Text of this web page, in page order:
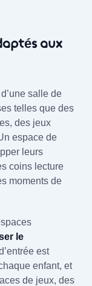
aux
salle de
telles que des
des jeux
espace de
leurs
coins lecture
moments de
le
est
enfant, et
de jeux, des